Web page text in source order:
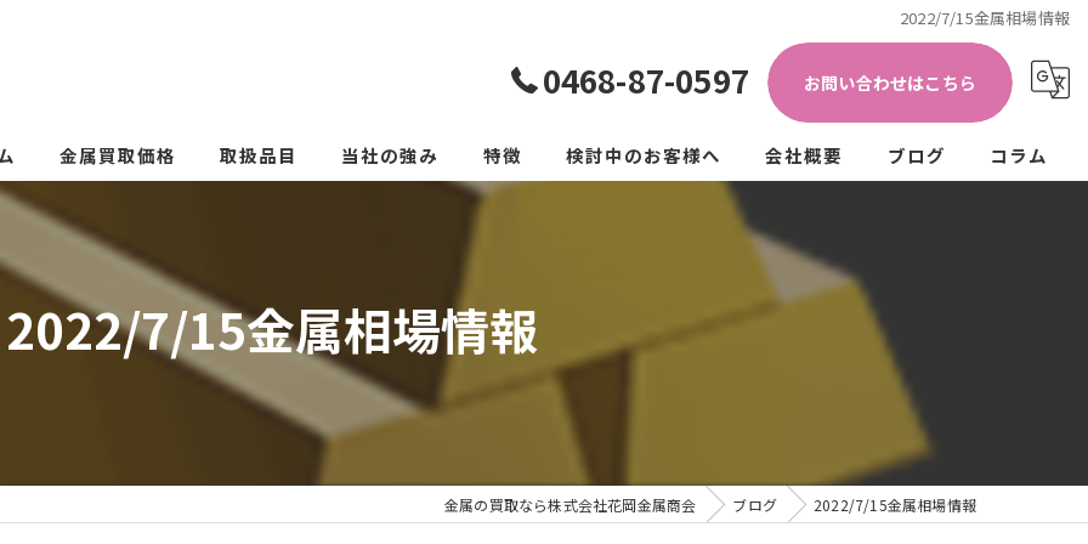
2022/7/15金属相場情報
0468-87-0597 お問い合わせはこちら
金属買取価格 取扱品目 当社の強み 特徴
価格
検討中のお客様へ 会社概要 ブログ コラム
2022/7/15金属相場情報
金属の買取なら株式会社花岡金属商会 ブログ 2022/7/15金属相場情報